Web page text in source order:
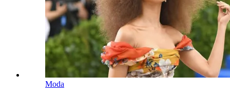
Moda